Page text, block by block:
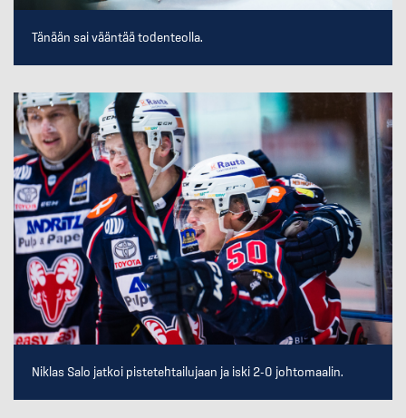
Tänään sai vääntää todenteolla.
Niklas Salo jatkoi pistetehtailujaan ja iski 2-0 johtomaalin.